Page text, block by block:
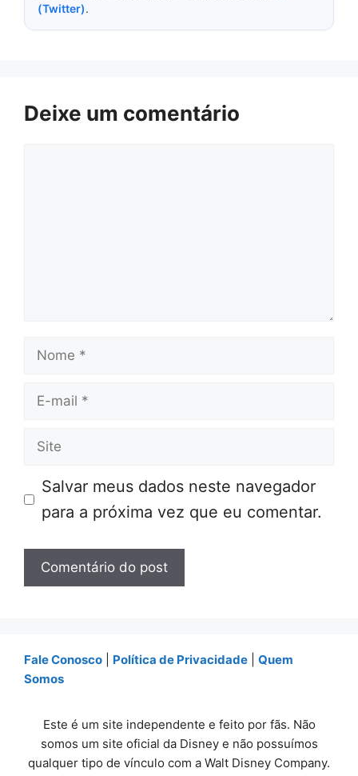
(Twitter).
Deixe um comentário
Nome
E-
Site
Salvar meus dados neste navegador
para a próxima vez que eu comentar.
Fale Conosco Política de Privacidade
Quem
Somos
Este é um site independente e feito por fãs. Não
somos um site oficial da Disney e não possuímos
qualquer tipo de vínculo com a Walt Disney Company.